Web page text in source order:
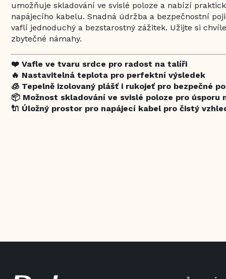
umožňuje skladování ve svislé poloze a nabízí
napájecího kabelu. Snadná údržba a bezpečnostní
vaflí jednoduchý a bezstarostný zážitek. Užijte si
zbytečné námahy.
❤️ Vafle ve tvaru srdce pro radost na talíři
🔥 Nastavitelná teplota pro perfektní výsledek
🧊 Tepelně izolovaný plášť i rukojeť pro bezpečné
📦 Možnost skladování ve svislé poloze pro úsporu
🔌 Úložný prostor pro napájecí kabel pro čistý